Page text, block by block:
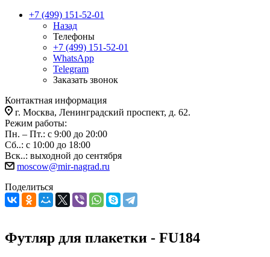
+7 (499) 151-52-01
Назад
Телефоны
+7 (499) 151-52-01
WhatsApp
Telegram
Заказать звонок
Контактная информация
г. Москва, Ленинградский проспект, д. 62.
Режим работы:
Пн. – Пт.: с 9:00 до 20:00
Сб..: с 10:00 до 18:00
Вск..: выходной до сентября
moscow@mir-nagrad.ru
Поделиться
Футляр для плакетки - FU184